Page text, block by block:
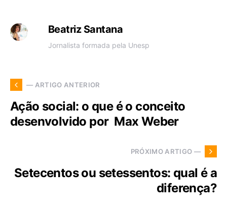
Beatriz Santana
Jornalista formada pela Unesp
— ARTIGO ANTERIOR
Ação social: o que é o conceito
desenvolvido por Max Weber
PRÓXIMO ARTIGO —
Setecentos ou setessentos: qual é a
diferença?